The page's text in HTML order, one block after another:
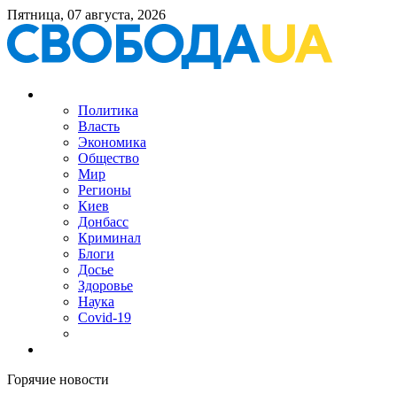
Пятница, 07 августа, 2026
Политика
Власть
Экономика
Общество
Мир
Регионы
Киев
Донбасс
Криминал
Блоги
Досье
Здоровье
Наука
Covid-19
Горячие новости